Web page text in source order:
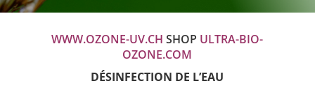
WWW.OZONE-UV.CH SHOP ULTRA-BIO-
OZONE.COM
DÉSINFECTION DE L’EAU